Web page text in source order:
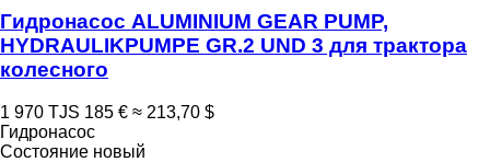
Гидронасос ALUMINIUM GEAR PUMP,
HYDRAULIKPUMPE GR.2 UND 3 для трактора
колесного
1 970 TJS 185 € ≈ 213,70 $
Гидронасос
Состояние новый